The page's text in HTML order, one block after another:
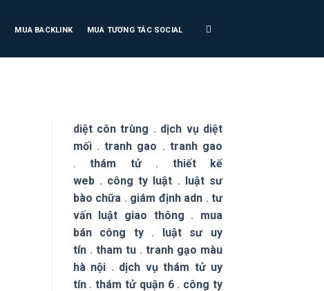
MUA BACKLINK MUA TƯƠNG TÁC SOCIAL
diệt côn trùng . dịch vụ diệt
mối. tranh gao . tranh gao
. thám tử. thiết kế
web. công ty luật .
luật sư
bào chữa . giám định adn . tư
vấn luật giao thông . mua
bán công ty.
luật sư uy
tín. tham tu. tranh gạo màu
hà nội . dịch vụ thám tử uy
tín.thám tử quận 6. công ty